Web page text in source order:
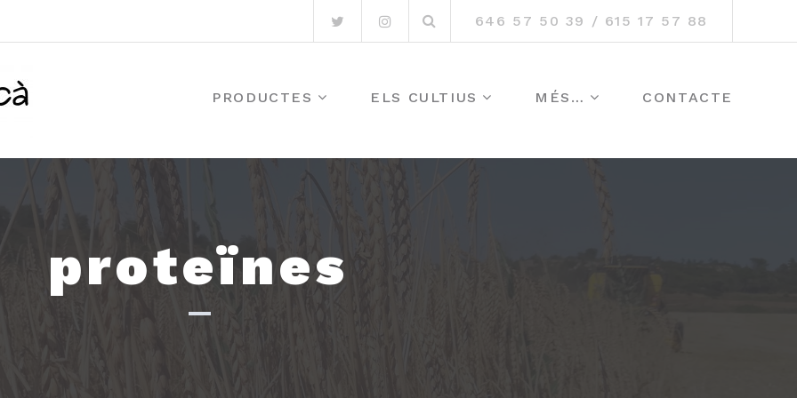
TwitterInstagram
for:
646 57 50 39 / 615 17 57 88
PRODUCTES ELS CULTIUS MÉS… CONTACTE
proteïnes